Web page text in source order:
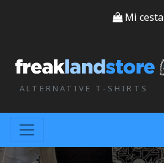
ALTERNATIVE T-SHIRTS
Mi cesta